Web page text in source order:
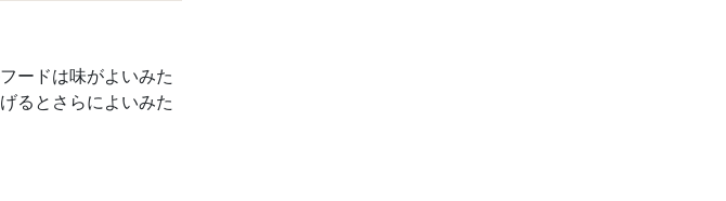
ードは味がよいみた
るとさらによいみた